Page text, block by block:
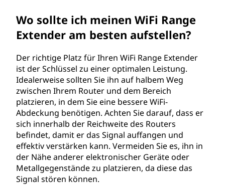
Wo sollte ich meinen WiFi Range
Extender am besten aufstellen?
Der richtige Platz für Ihren WiFi Range Extender
ist der Schlüssel zu einer optimalen Leistung.
Idealerweise sollten Sie ihn auf halbem Weg
zwischen Ihrem Router und dem Bereich
platzieren, in dem Sie eine bessere WiFi-
Abdeckung benötigen. Achten Sie darauf, dass er
sich innerhalb der Reichweite des Routers
befindet, damit er das Signal auffangen und
effektiv verstärken kann. Vermeiden Sie es, ihn in
der Nähe anderer elektronischer Geräte oder
Metallgegenstände zu platzieren, da diese das
Signal stören können.